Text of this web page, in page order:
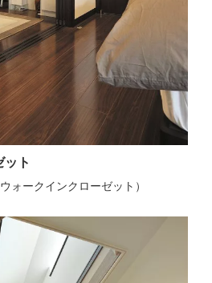
ット
ォークインクローゼット）